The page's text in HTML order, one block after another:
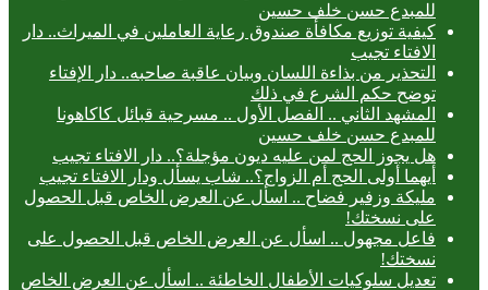
للمبدع حسن خلف حسين
كيفية توزيع مكافأة صندوق رعاية العاملين في الميراث.. دار
الافتاء تجيب
التحذير من بذاءة اللسان وبيان عاقبة صاحبه.. دار الإفتاء
توضح حكم الشرع في ذلك
المشهد الثاني .. الفصل الأول .. مسرحية قبائل كاكاهونا
للمبدع حسن خلف حسين
هل يجوز الحج لمن عليه ديون مؤجلة؟.. دار الافتاء تجيب
أيهما أولى الحج أم الزواج؟.. شاب يسأل ودار الافتاء تجيب
مليكة وزفير فضاح .. اسأل عن العرض الخاص قبل الحصول
على نسختك!
فاعل مجهول .. اسأل عن العرض الخاص قبل الحصول على
نسختك!
تعديل سلوكيات الأطفال الخاطئة .. اسأل عن العرض الخاص